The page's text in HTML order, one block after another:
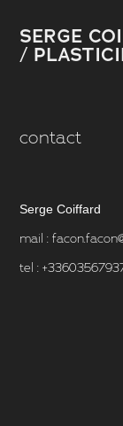
SERGE
/
contact
Serge Coiffard
mail :
tel :